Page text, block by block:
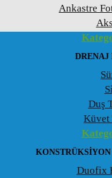
Ankastre
Duş
Küvet
Duofix